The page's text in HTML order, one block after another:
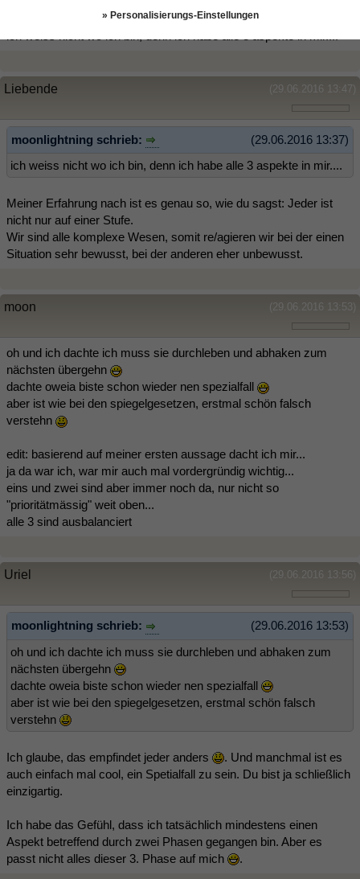
(29.06.2016 13:47)
Liebende
(29.06.2016 13:37)
moonlightning schrieb:
ich weiss nicht wo ich bin, denn ich habe alle 3 aspekte in mir....
Meiner Erfahrung nach ist es genau so, wie du sagst: Jeder ist
nicht nur auf einer Stufe.
Wir sind alle komplexe Wesen, somit re/agieren wir bei der einen
Situation sehr bewusst, bei der anderen eher unbewusst.
(29.06.2016 13:53)
moon
oh und ich dachte ich muss sie durchleben und abhaken zum
nächsten übergehn
dachte oweia biste schon wieder nen spezialfall
aber ist wie bei den spiegelgesetzen, erstmal schön falsch
verstehn
edit: basierend auf meiner ersten aussage dacht ich mir...
ja da war ich, war mir auch mal vordergründig wichtig...
eins und zwei sind aber immer noch da, nur nicht so
"prioritätmässig" weit oben...
alle 3 sind ausbalanciert
(29.06.2016 13:56)
Uriel
(29.06.2016 13:53)
moonlightning schrieb:
oh und ich dachte ich muss sie durchleben und abhaken zum
nächsten übergehn
dachte oweia biste schon wieder nen spezialfall
aber ist wie bei den spiegelgesetzen, erstmal schön falsch
verstehn
Ich glaube, das empfindet jeder anders
. Und manchmal ist es
auch einfach mal cool, ein Spetialfall zu sein. Du bist ja schließlich
einzigartig.
Ich habe das Gefühl, dass ich tatsächlich mindestens einen
Aspekt betreffend durch zwei Phasen gegangen bin. Aber es
passt nicht alles dieser 3. Phase auf mich
.
» Personalisierungs-Einstellungen